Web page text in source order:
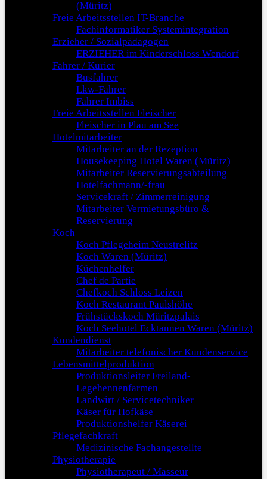
(Müritz)
Freie Arbeitsstellen IT-Branche
Fachinformatiker Systemintegration
Erzieher / Sozialpädagogen
ERZIEHER im Kinderschloss Wendorf
Fahrer / Kurier
Busfahrer
Lkw-Fahrer
Fahrer Imbiss
Freie Arbeitsstellen Fleischer
Fleischer in Plau am See
Hotelmitarbeiter
Mitarbeiter an der Rezeption
Housekeeping Hotel Waren (Müritz)
Mitarbeiter Reservierungsabteilung
Hotelfachmann/-frau
Servicekraft / Zimmerreinigung
Mitarbeiter Vermietungsbüro &
Reservierung
Koch
Koch Pflegeheim Neustrelitz
Koch Waren (Müritz)
Küchenhelfer
Chef de Partie
Chefkoch Schloss Leizen
Koch Restaurant Paulshöhe
Frühstückskoch Müritzpalais
Koch Seehotel Ecktannen Waren (Müritz)
Kundendienst
Mitarbeiter telefonischer Kundenservice
Lebensmittelproduktion
Produktionsleiter Freiland-
Legehennenfarmen
Landwirt / Servicetechniker
Käser für Hofkäse
Produktionshelfer Käserei
Pflegefachkraft
Medizinische Fachangestellte
Physiotherapie
Physiotherapeut / Masseur